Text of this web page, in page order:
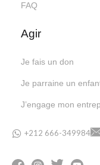
FAQ
Agir
Je fais un don
Je parraine un
J’engage mon
+212 666-349984